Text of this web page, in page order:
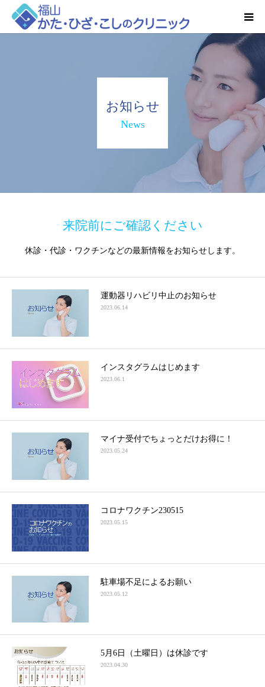
お知らせ
News
来院前にご確認ください
休診・代診・ワクチンなどの最新情報をお知らせします。
運動器リハビリ中止のお知らせ
2023.06.14
インスタグラムはじめます
2023.06.1
マイナ受付でちょっとだけお得に！
2023.05.24
コロナワクチン230515
2023.05.15
駐車場不足によるお願い
2023.05.12
5月6日（土曜日）は休診です
2023.04.30
得意とする検査・治療
診療時間・アクセス